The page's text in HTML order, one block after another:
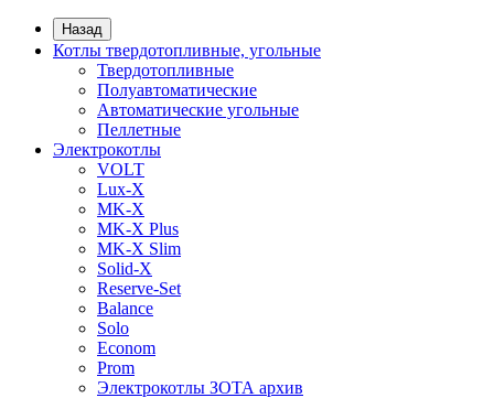
Назад
Котлы твердотопливные, угольные
Твердотопливные
Полуавтоматические
Автоматические угольные
Пеллетные
Электрокотлы
VOLT
Lux-X
MK-X
MK-X Plus
MK-X Slim
Solid-X
Reserve-Set
Balance
Solo
Econom
Prom
Электрокотлы ЗОТА архив